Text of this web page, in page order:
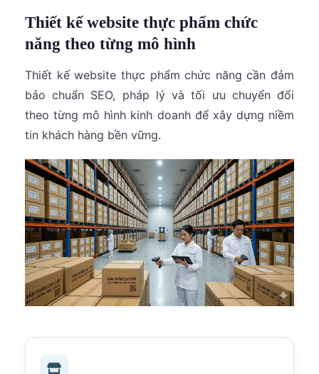
Thiết kế website thực phẩm chức
năng theo từng mô hình
Thiết kế website thực phẩm chức năng cần đảm
bảo chuẩn SEO, pháp lý và tối ưu chuyển đổi
theo từng mô hình kinh doanh để xây dựng niềm
tin khách hàng bền vững.